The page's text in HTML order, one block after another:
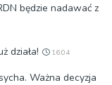
będzie nadawać z
działa! 16:04
Ważna decyzja